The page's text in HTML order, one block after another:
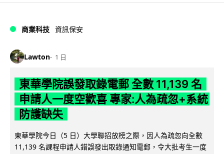
商業科技 資訊保安
Lawton 1 日
東華學院誤發取錄電郵 全數 11,139 名
申請人一度空歡喜 專家:人為疏忽+系統
防護缺失
東華學院今日（5 日）大學聯招放榜之際，因人為疏忽向全數
11,139 名課程申請人錯誤發出取錄通知電郵，令大批考生一度